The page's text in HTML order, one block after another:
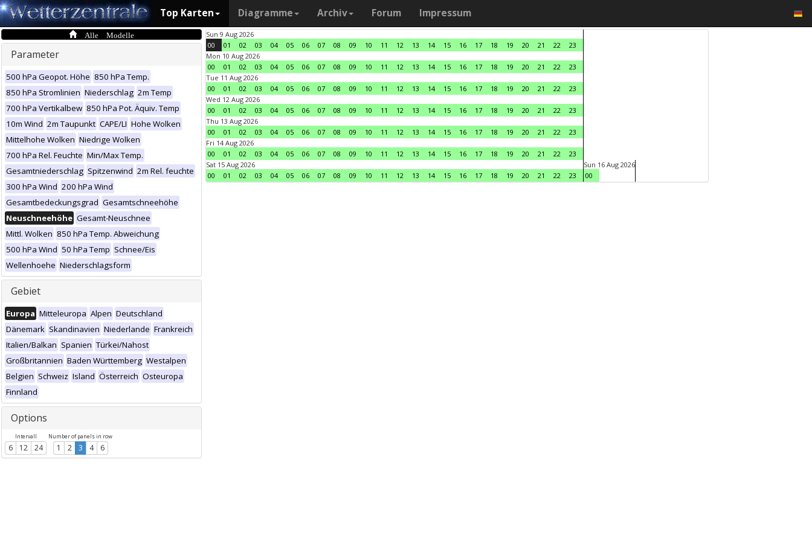
Top Karten Diagramme Archiv Forum Impressum
Alle Modelle
Parameter
500 hPa Geopot. Höhe 850 hPa Temp.
850 hPa Stromlinien Niederschlag 2m Temp
700 hPa Vertikalbew 850 hPa Pot. Äquiv. Temp
10m Wind 2m Taupunkt CAPE/LI Hohe Wolken
Mittelhohe Wolken Niedrige Wolken
700 hPa Rel. Feuchte Min/Max Temp.
Gesamtniederschlag Spitzenwind 2m Rel. feuchte
300 hPa Wind 200 hPa Wind
Gesamtbedeckungsgrad Gesamtschneehöhe
Neuschneehöhe Gesamt-Neuschnee
Mittl. Wolken 850 hPa Temp. Abweichung
500 hPa Wind 50 hPa Temp Schnee/Eis
Wellenhoehe Niederschlagsform
Gebiet
Europa Mitteleuropa Alpen Deutschland
Dänemark Skandinavien Niederlande Frankreich
Italien/Balkan Spanien Türkei/Nahost
Großbritannien Baden Württemberg Westalpen
Belgien Schweiz Island Österreich Osteuropa
Finnland
Options
Intervall
6 12 24
Number of panels in row
1 2 3 4 6
Sun 9 Aug 2026
00
01 02 03 04 05 06 07 08 09 10 11 12 13 14 15 16 17 18 19 20 21 22
23
Mon 10 Aug 2026
00
01 02 03 04 05 06 07 08 09 10 11 12 13 14 15 16 17 18 19 20 21 22
23
Tue 11 Aug 2026
00
01 02 03 04 05 06 07 08 09 10 11 12 13 14 15 16 17 18 19 20 21 22
23
Wed 12 Aug 2026
00
01 02 03 04 05 06 07 08 09 10 11 12 13 14 15 16 17 18 19 20 21 22
23
Thu 13 Aug 2026
00
01 02 03 04 05 06 07 08 09 10 11 12 13 14 15 16 17 18 19 20 21 22
23
Fri 14 Aug 2026
00
01 02 03 04 05 06 07 08 09 10 11 12 13 14 15 16 17 18 19 20 21 22
23
Sat 15 Aug 2026
00
01 02 03 04 05 06 07 08 09 10 11 12 13 14 15 16 17 18 19 20 21 22 23
Sun 16 Aug 2026
00